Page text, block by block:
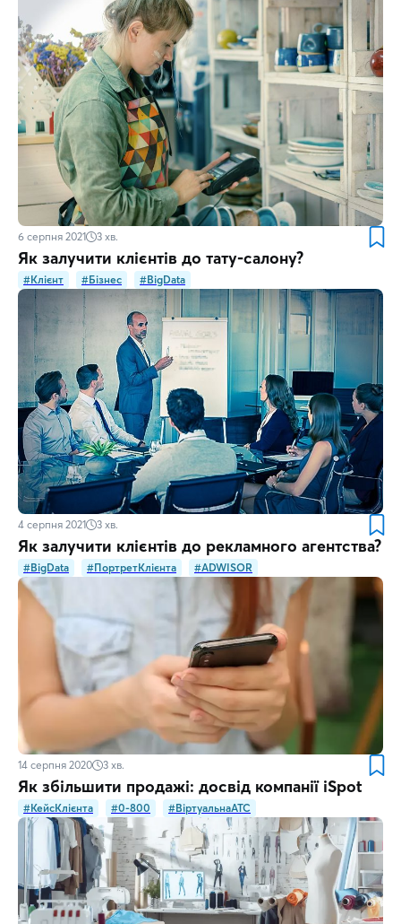
6 серпня 2021 3 хв.
Як залучити клієнтів до тату-салону?
#Клієнт #Бізнес #BigData
4 серпня 2021 3 хв.
Як залучити клієнтів до рекламного агентства?
#BigData #ПортретКлієнта #ADWISOR
14 серпня 2020 3 хв.
Як збільшити продажі: досвід компанії iSpot
#КейсКлієнта #0-800 #ВіртуальнаATC